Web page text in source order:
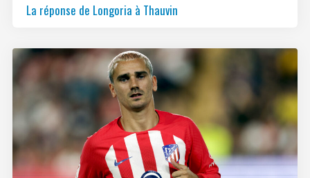
La réponse de Longoria à Thauvin